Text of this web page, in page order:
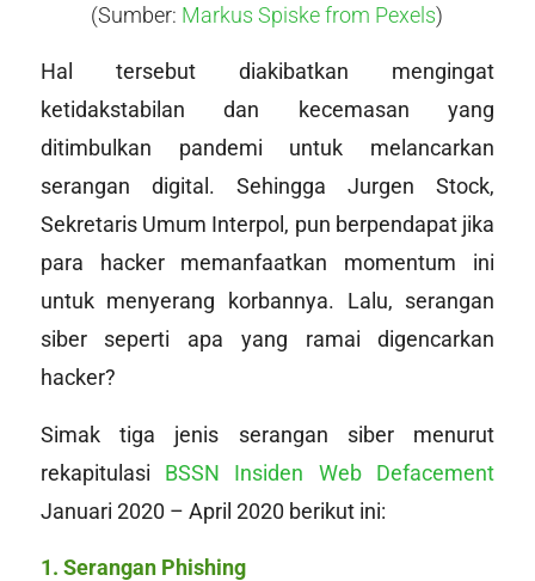
(Sumber: Markus Spiske from Pexels)
Hal tersebut diakibatkan mengingat
ketidakstabilan dan kecemasan yang
ditimbulkan pandemi untuk melancarkan
serangan digital. Sehingga Jurgen Stock,
Sekretaris Umum Interpol, pun berpendapat jika
para
hackermemanfaatkan momentum ini
untuk menyerang korbannya. Lalu, serangan
siber seperti apa yang ramai digencarkan
hacker?
Simak tiga jenis serangan siber menurut
rekapitulasi BSSN Insiden Web Defacement
Januari 2020 – April 2020 berikut ini:
1. Serangan Phishing